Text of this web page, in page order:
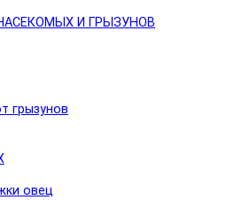
И ГРЫЗУНОВ
грызунов
овец